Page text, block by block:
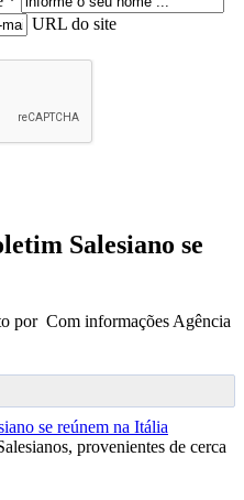
URL do site
Salesiano se
por Com informações Agência
provenientes de cerca